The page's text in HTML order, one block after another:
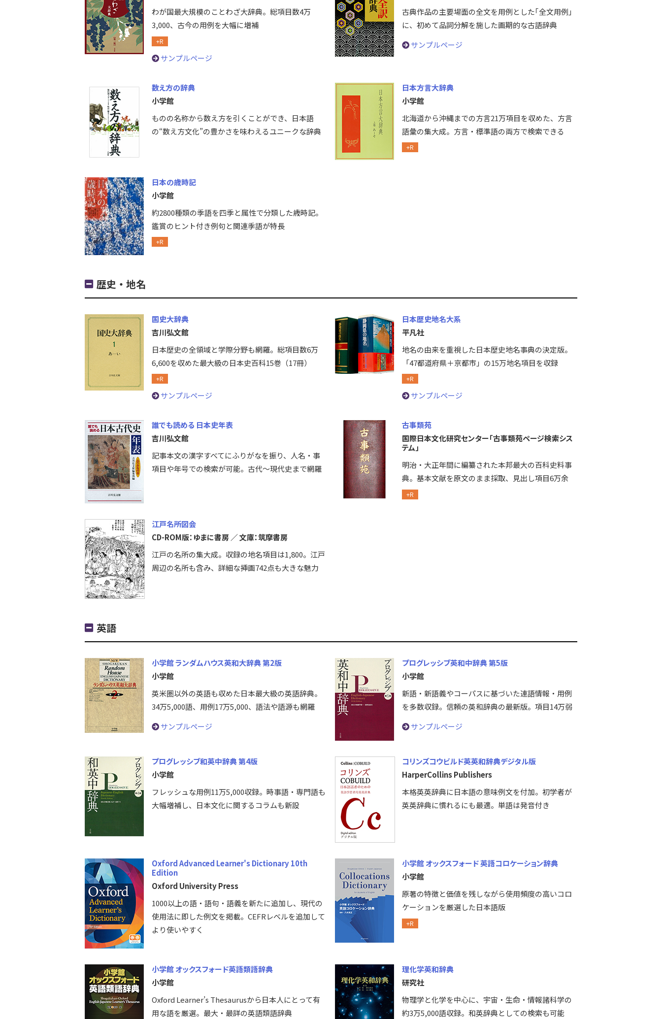
わが国最大規模のことわざ大辞典。総項目数4万
3,000、古今の用例を大幅に増補
+R
サンプルページ
古典作品の主要場面の全文を用例とした｢全文用例｣
に、初めて品詞分解を施した画期的な古語辞典
サンプルページ
数え方の辞典
小学館
ものの名称から数え方を引くことができ、日本語
の“数え方文化”の豊かさを味わえるユニークな辞典
日本方言大辞典
小学館
北海道から沖縄までの方言21万項目を収めた、方言
語彙の集大成。方言・標準語の両方で検索できる
+R
日本の歳時記
小学館
約2800種類の季語を四季と属性で分類した歳時記。
鑑賞のヒント付き例句と関連季語が特長
+R
歴史・地名
国史大辞典
吉川弘文館
日本歴史の全領域と学際分野も網羅。総項目数6万
6,600を収めた最大級の日本史百科15巻（17冊）
+R
サンプルページ
日本歴史地名大系
平凡社
地名の由来を重視した日本歴史地名事典の決定版。
「47都道府県＋京都市」の15万地名項目を収録
+R
サンプルページ
誰でも読める 日本史年表
吉川弘文館
記事本文の漢字すべてにふりがなを振り、人名・事
項目や年号での検索が可能。古代～現代史まで網羅
古事類苑
国際日本文化研究センター「古事類苑ページ検索シス
テム」
明治・大正年間に編纂された本邦最大の百科史料事
典。基本文献を原文のまま採取、見出し項目6万余
+R
江戸名所図会
CD-ROM版：ゆまに書房 ／ 文庫：筑摩書房
江戸の名所の集大成。収録の地名項目は1,800。江戸
周辺の名所も含み、詳細な挿画742点も大きな魅力
英語
小学館 ランダムハウス英和大辞典 第2版
小学館
英米圏以外の英語も収めた日本最大級の英語辞典。
34万5,000語、用例17万5,000、語法や語源も網羅
サンプルページ
プログレッシブ英和中辞典 第5版
小学館
新語・新語義やコーパスに基づいた連語情報・用例
を多数収録。信頼の英和辞典の最新版。項目14万弱
サンプルページ
プログレッシブ和英中辞典 第4版
小学館
フレッシュな用例11万5,000収録。時事語・専門語も
大幅増補し、日本文化に関するコラムも新設
コリンズコウビルド英英和辞典デジタル版
HarperCollins Publishers
本格英英辞典に日本語の意味例文を付加。初学者が
英英辞典に慣れるにも最適。単語は発音付き
Oxford Advanced Learner's Dictionary 10th
Edition
Oxford University Press
1000以上の語・語句・語義を新たに追加し、現代の
使用法に即した例文を掲載。CEFRレベルを追加して
より使いやすく
小学館 オックスフォード 英語コロケーション辞典
小学館
原著の特徴と価値を残しながら使用頻度の高いコロ
ケーションを厳選した日本語版
+R
小学館 オックスフォード英語類語辞典
小学館
Oxford Learner’s Thesaurusから日本人にとって有
用な語を厳選。最大・最詳の英語類語辞典
理化学英和辞典
研究社
物理学と化学を中心に、宇宙・生命・情報諸科学の
約3万5,000語収録。和英辞典としての検索も可能